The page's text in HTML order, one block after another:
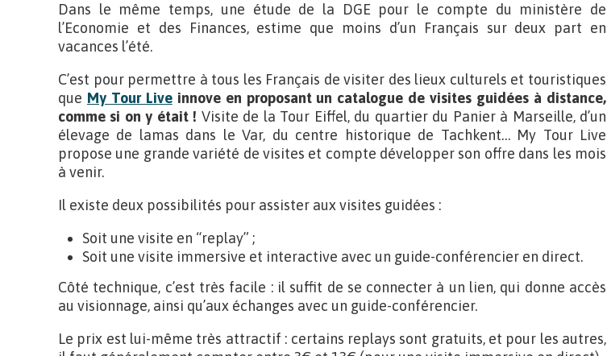
Dans le même temps, une étude de la DGE pour le compte du ministère de
l’Economie et des Finances, estime que moins d’un Français sur deux part en
vacances l’été.
C’est pour permettre à tous les Français de visiter des lieux culturels et touristiques
que My Tour Liveinnove en proposant un catalogue de visites guidées à distance,
comme si on y était ! Visite de la Tour Eiffel, du quartier du Panier à Marseille, d’un
élevage de lamas dans le Var, du centre historique de Tachkent… My Tour Live
propose une grande variété de visites et compte développer son offre dans les mois
à venir.
Il existe deux possibilités pour assister aux visites guidées :
Soit une visite en “replay” ;
Soit une visite immersive et interactive avec un guide-conférencier en direct.
Côté technique, c’est très facile : il suffit de se connecter à un lien, qui donne accès
au visionnage, ainsi qu’aux échanges avec un guide-conférencier.
Le prix est lui-même très attractif : certains replays sont gratuits, et pour les autres,